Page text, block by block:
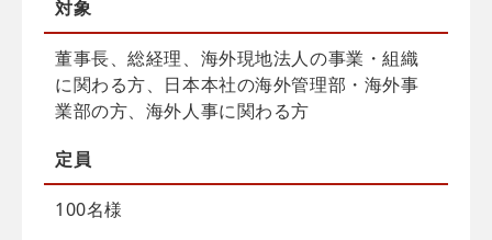
対象
董事長、総経理、海外現地法人の事業・組織
に関わる方、日本本社の海外管理部・海外事
業部の方、海外人事に関わる方
定員
100名様